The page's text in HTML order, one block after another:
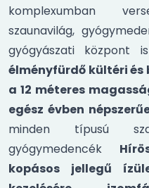
komplexumban
szaunavilág,
gyógyászati központ
élményfürdő kültéri
a 12 méteres
egész évben
minden típusú
gyógymedencék
kopásos jellegű